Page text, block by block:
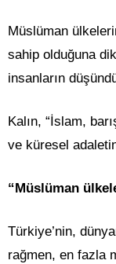
Müslüman
sahip olduğuna
insanların
Kalın, “İslam,
ve küresel
“Müslüman
Türkiye’nin,
rağmen, en fazla